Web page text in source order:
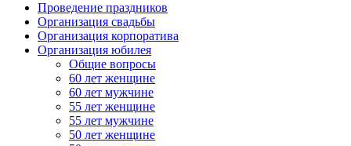
Проведение праздников
Организация свадьбы
Организация корпоратива
Организация юбилея
Общие вопросы
60 лет женщине
60 лет мужчине
55 лет женщине
55 лет мужчине
50 лет женщине